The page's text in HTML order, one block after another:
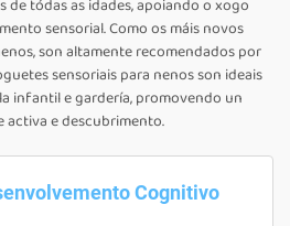
tódas as idades, apoiando o xogo
sensorial. Como os máis novos
son altamente recomendados por
sensoriais para nenos son ideais
infantil e gardería, promovendo un
activa e descubrimento.
Cognitivo